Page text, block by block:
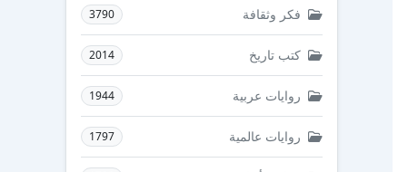
فكر وثقافة 3790
كتب تاريخ 2014
روايات عربية 1944
روايات عالمية 1797